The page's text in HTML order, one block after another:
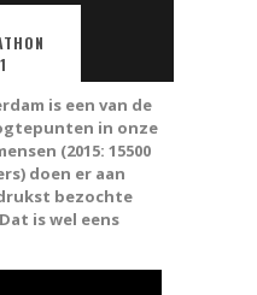
is een van de
in onze
(2015: 15500
doen er aan
bezochte
is wel eens